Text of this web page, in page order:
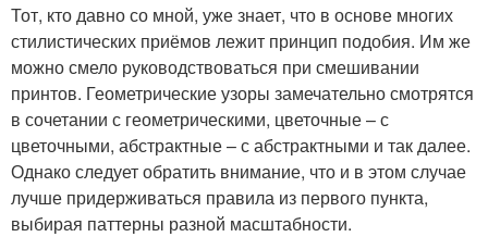
Тот, кто давно со мной, уже знает, что в основе многих
стилистических приёмов лежит принцип подобия. Им же
можно смело руководствоваться при смешивании
принтов. Геометрические узоры замечательно смотрятся
в сочетании с геометрическими, цветочные – с
цветочными, абстрактные – с абстрактными и так далее.
Однако следует обратить внимание, что и в этом случае
лучше придерживаться правила из первого пункта,
выбирая паттерны разной масштабности.